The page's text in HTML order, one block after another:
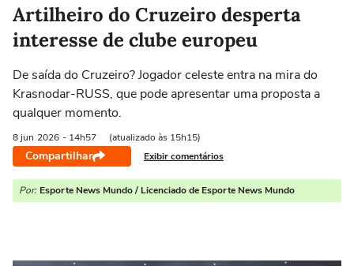
Selecione o time para ver as notícias
Artilheiro do Cruzeiro desperta
interesse de clube europeu
De saída do Cruzeiro? Jogador celeste entra na mira do
Krasnodar-RUSS, que pode apresentar uma proposta a
qualquer momento.
8 jun 2026 - 14h57 (atualizado às 15h15)
Compartilhar Exibir comentários
Por: Esporte News Mundo / Licenciado de Esporte News Mundo